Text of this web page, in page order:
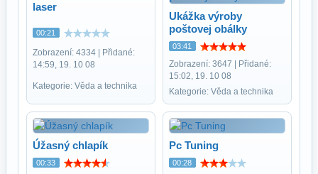
laser
00:21
Zobrazení: 4334 | Přidané:
14:59, 19. 10 08
Kategorie: Věda a technika
Ukážka výroby
poštovej obálky
03:41
Zobrazení: 3647 | Přidané:
15:02, 19. 10 08
Kategorie: Věda a technika
Úžasný chlapík
00:33
Pc Tuning
00:28